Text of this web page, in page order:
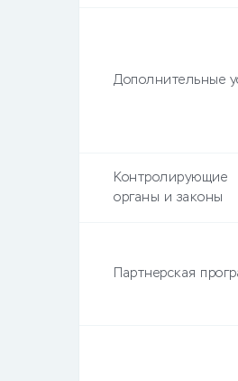
Дополнительные
Контролирующие
органы и законы
Партнерская